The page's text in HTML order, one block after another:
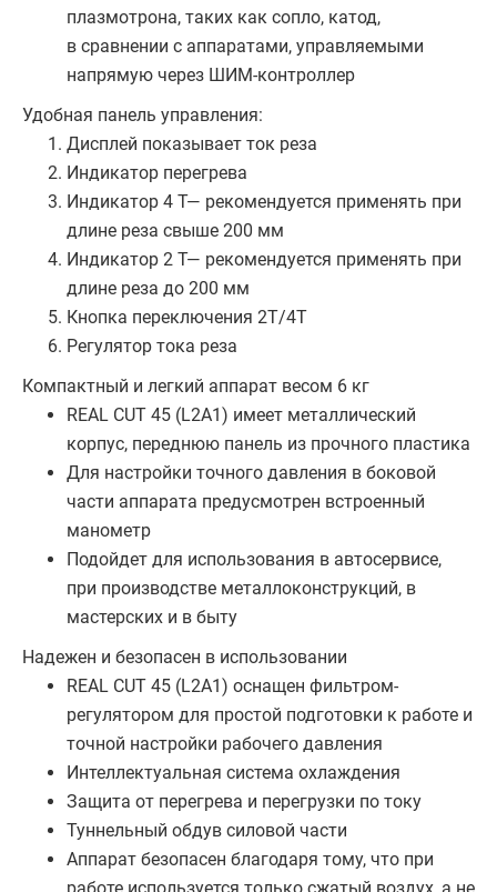
плазмотрона, таких как сопло, катод,
в сравнении с аппаратами, управляемыми
напрямую через ШИМ-контроллер
Удобная панель управления:
Дисплей показывает ток реза
Индикатор перегрева
Индикатор 4 T— рекомендуется применять при
длине реза свыше 200 мм
Индикатор 2 T— рекомендуется применять при
длине реза до 200 мм
Кнопка переключения 2Т/4Т
Регулятор тока реза
Компактный и легкий аппарат весом 6 кг
REAL CUT 45 (L2A1) имеет металлический
корпус, переднюю панель из прочного пластика
Для настройки точного давления в боковой
части аппарата предусмотрен встроенный
манометр
Подойдет для использования в автосервисе,
при производстве металлоконструкций, в
мастерских и в быту
Надежен и безопасен в использовании
REAL CUT 45 (L2A1) оснащен фильтром-
регулятором для простой подготовки к работе и
точной настройки рабочего давления
Интеллектуальная система охлаждения
Защита от перегрева и перегрузки по току
Туннельный обдув силовой части
Аппарат безопасен благодаря тому, что при